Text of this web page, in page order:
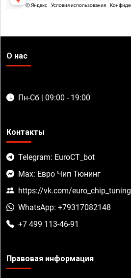
О нас
Пн-Сб | 09:00 - 19:00
Контакты
Telegram: EuroCT_bot
Max: Евро Чип Тюнинг
https://vk.com/euro_chip_tuning
WhatsApp: +79317082148
+7 499 113-46-91
Правовая информация